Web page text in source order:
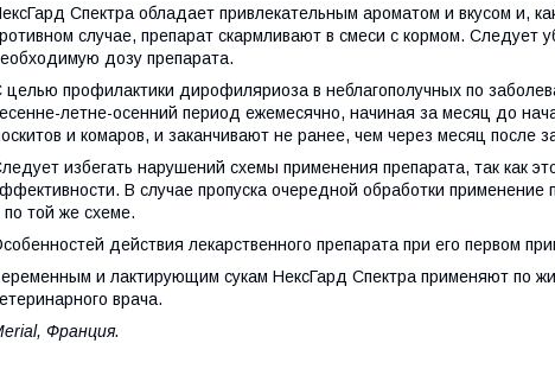
Спектра обладает привлекательным ароматом и вкусом и,
случае, препарат скармливают в смеси с кормом. Следует
дозу препарата.
целью профилактики дирофиляриоза в неблагополучных по
летне-осенний период ежемесячно, начиная за месяц до
и комаров, и заканчивают не ранее, чем через месяц после
избегать нарушений схемы применения препарата, так как
В случае пропуска очередной обработки применение
по той же схеме.
действия лекарственного препарата при его первом
и лактирующим сукам НексГард Спектра применяют по
врача.
Франция.